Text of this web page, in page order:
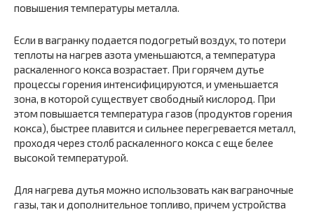
повышения температуры металла.
Если в вагранку подается подогретый воздух, то потери
теплоты на нагрев азота уменьшаются, а температура
раскаленного кокса возрастает. При горячем дутье
процессы горения интенсифицируются, и уменьшается
зона, в которой существует свободный кислород. При
этом повышается температура газов (продуктов горения
кокса), быстрее плавится и сильнее перегревается металл,
проходя через столб раскаленного кокса с еще белее
высокой температурой.
Для нагрева дутья можно использовать как ваграночные
газы, так и дополнительное топливо, причем устройства